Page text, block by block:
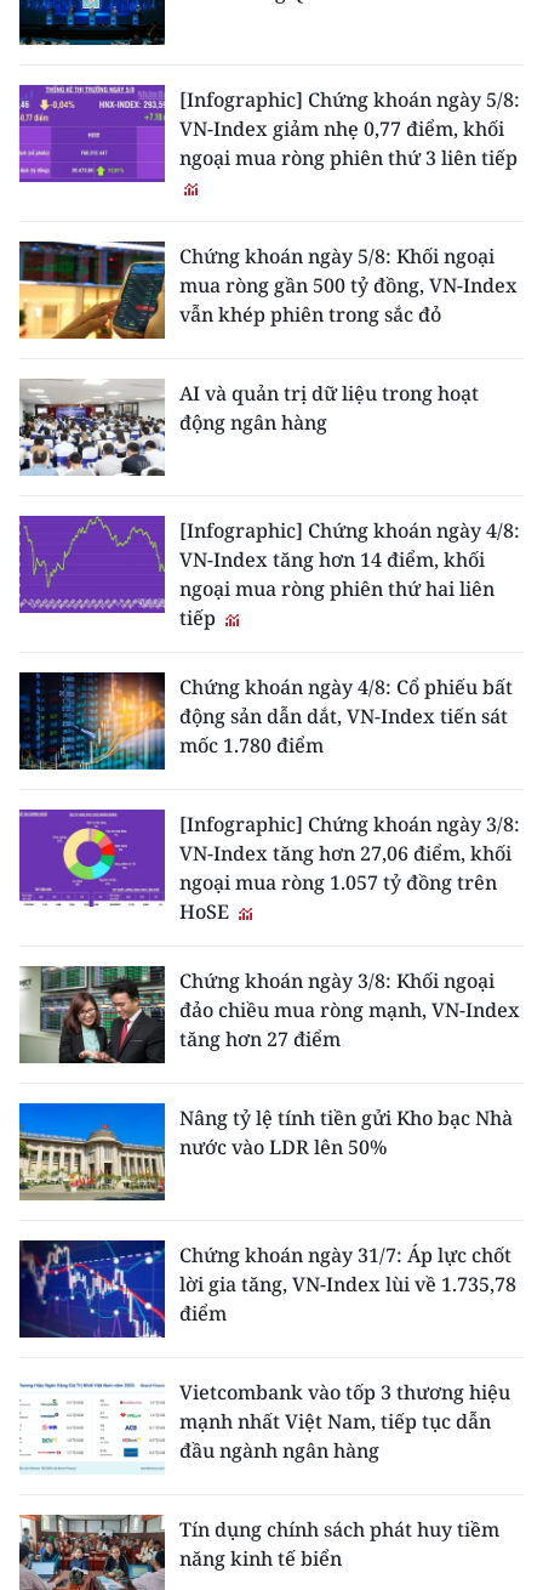
[Infographic] Chứng khoán ngày 5/8:
VN-Index giảm nhẹ 0,77 điểm, khối
ngoại mua ròng phiên thứ 3 liên tiếp
Chứng khoán ngày 5/8: Khối ngoại
mua ròng gần 500 tỷ đồng, VN-Index
vẫn khép phiên trong sắc đỏ
AI và quản trị dữ liệu trong hoạt
động ngân hàng
[Infographic] Chứng khoán ngày 4/8:
VN-Index tăng hơn 14 điểm, khối
ngoại mua ròng phiên thứ hai liên
tiếp
Chứng khoán ngày 4/8: Cổ phiếu bất
động sản dẫn dắt, VN-Index tiến sát
mốc 1.780 điểm
[Infographic] Chứng khoán ngày 3/8:
VN-Index tăng hơn 27,06 điểm, khối
ngoại mua ròng 1.057 tỷ đồng trên
HoSE
Chứng khoán ngày 3/8: Khối ngoại
đảo chiều mua ròng mạnh, VN-Index
tăng hơn 27 điểm
Nâng tỷ lệ tính tiền gửi Kho bạc Nhà
nước vào LDR lên 50%
Chứng khoán ngày 31/7: Áp lực chốt
lời gia tăng, VN-Index lùi về 1.735,78
điểm
Vietcombank vào tốp 3 thương hiệu
mạnh nhất Việt Nam, tiếp tục dẫn
đầu ngành ngân hàng
Tín dụng chính sách phát huy tiềm
năng kinh tế biển